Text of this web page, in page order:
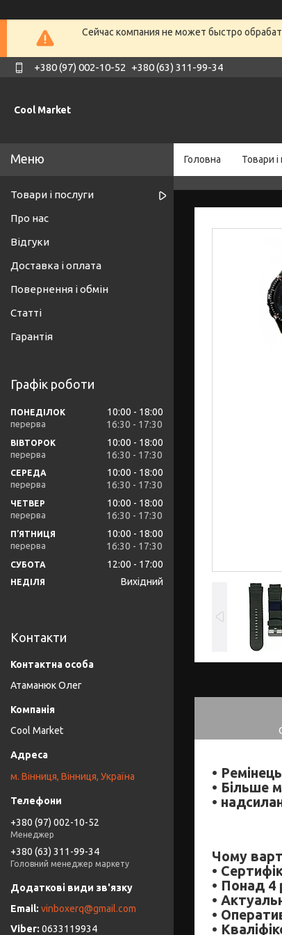
Сейчас компания не может быстро
+380 (97) 002-10-52 +380 (63) 311-99-34
Cool Market
Головна Товари
•
• Більше
•
Чому
•
• Понад 4
•
•
•
Товари і послуги
Про нас
Відгуки
Доставка і оплата
Повернення і обмін
Статті
Гарантія
Графік роботи
ПОНЕДІЛОК 10:00
18:00
16:30
17:30
ВІВТОРОК 10:00
18:00
16:30
17:30
СЕРЕДА 10:00
18:00
16:30
17:30
ЧЕТВЕР 10:00
18:00
16:30
17:30
ПʼЯТНИЦЯ 10:00
18:00
16:30
17:30
СУБОТА 12:00 17:00
НЕДІЛЯ Вихідний
Контакти
Атаманюк Олег
Cool Market
м. Вінниця, Вінниця, Україна
+380 (97) 002-10-52
Менеджер
+380 (63) 311-99-34
Головний менеджер маркету
vinboxerq@gmail.com
0633119934